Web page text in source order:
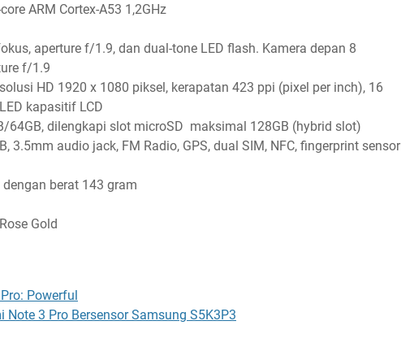
ARM Cortex-A53 1,2GHz
aperture f/1.9, dan dual-tone LED flash. Kamera depan 8
f/1.9
HD 1920 x 1080 piksel, kerapatan 423 ppi (pixel per inch), 16
kapasitif LCD
64GB, dilengkapi slot microSD maksimal 128GB (hybrid slot)
3.5mm audio jack, FM Radio, GPS, dual SIM, NFC, fingerprint sensor
berat 143 gram
Gold
Powerful
Note 3 Pro Bersensor Samsung S5K3P3